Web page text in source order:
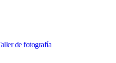
de fotografía